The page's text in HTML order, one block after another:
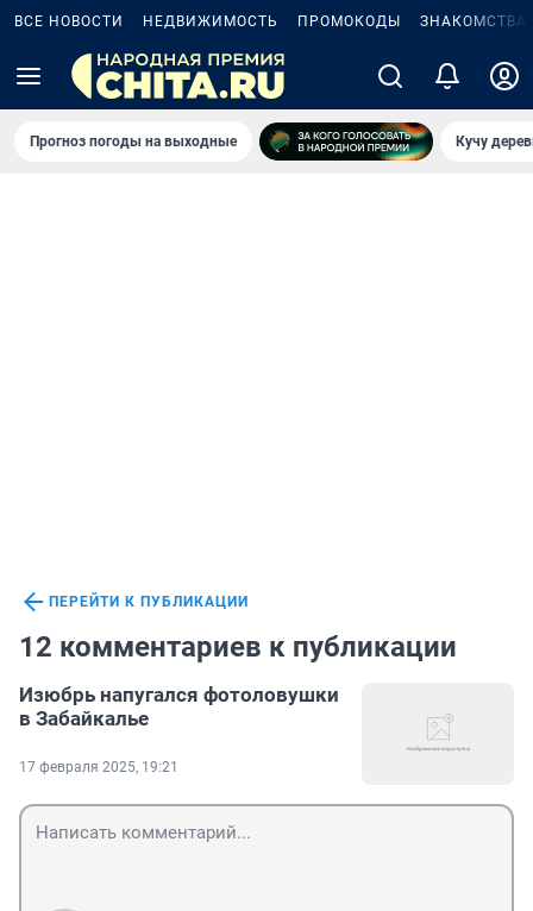
ВСЕ НОВОСТИ НЕДВИЖИМОСТЬ ПРОМОКОДЫ ЗНАКОМСТВА
Прогноз погоды на выходные Кучу
ПЕРЕЙТИ К ПУБЛИКАЦИИ
12 комментариев к публикации
Изюбрь напугался фотоловушки
в Забайкалье
17 февраля 2025, 19:21